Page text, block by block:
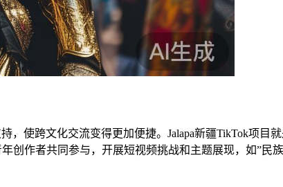
，使跨文化交流变得更加便捷。Jalapa新疆TikTok项目
创作者共同参与，开展短视频挑战和主题展现，如”民